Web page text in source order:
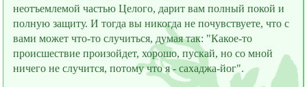
неотъемлемой частью Целого, дарит вам полный покой и
полную защиту. И тогда вы никогда не почувствуете, что с
вами может что-то случиться, думая так: "Какое-то
происшествие произойдeт, хорошо, пускай, но со мной
ничего не случится, потому что я - сахаджа-йог".